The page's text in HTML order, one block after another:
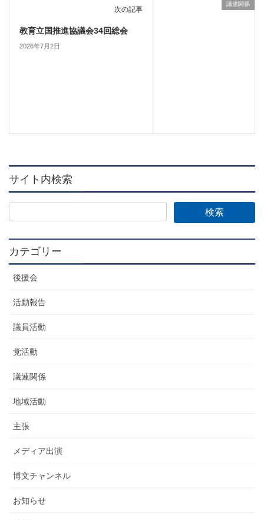
議連関係
次の記事
教育立国推進協議会34回総会
2026年7月2日
サイト内検索
カテゴリー
後援会
活動報告
議員活動
党活動
議連関係
地域活動
主張
メディア出演
博文チャンネル
お知らせ